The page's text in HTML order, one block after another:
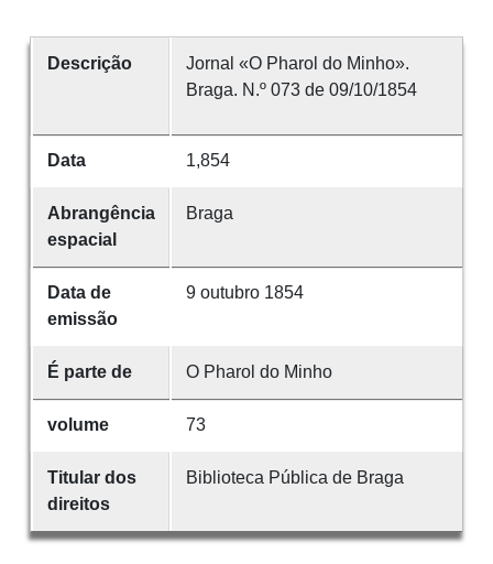
Descrição
Jornal «O Pharol do Minho».
Braga. N.º 073 de 09/10/1854
Data 1,854
Abrangência
espacial
Braga
Data de
emissão
9 outubro 1854
É parte de O Pharol do Minho
volume 73
Titular dos
direitos
Biblioteca Pública de Braga